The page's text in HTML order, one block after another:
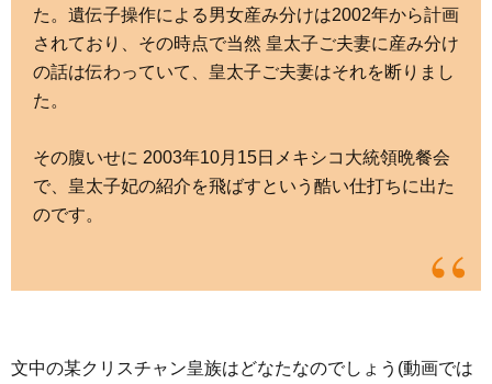
た。遺伝子操作による男女産み分けは2002年から計画
されており、その時点で当然 皇太子ご夫妻に産み分け
の話は伝わっていて、皇太子ご夫妻はそれを断りまし
た。
その腹いせに 2003年10月15日メキシコ大統領晩餐会
で、皇太子妃の紹介を飛ばすという酷い仕打ちに出た
のです。
文中の某クリスチャン皇族はどなたなのでしょう(動画では